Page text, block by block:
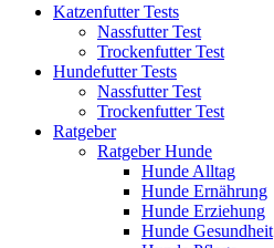
Katzenfutter Tests
Nassfutter Test
Trockenfutter Test
Hundefutter Tests
Nassfutter Test
Trockenfutter Test
Ratgeber
Ratgeber Hunde
Hunde Alltag
Hunde Ernährung
Hunde Erziehung
Hunde Gesundheit